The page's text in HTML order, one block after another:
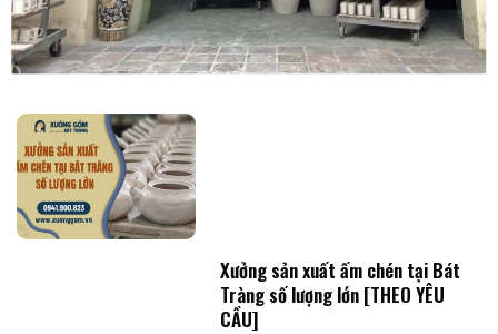
Xưởng sản xuất ấm chén tại Bát
Tràng số lượng lớn [THEO YÊU
CẦU]